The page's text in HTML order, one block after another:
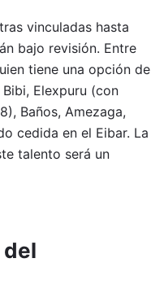
vinculadas hasta
bajo revisión. Entre
tiene una opción de
Elexpuru (con
Baños, Amezaga,
cedida en el Eibar. La
talento será un
del